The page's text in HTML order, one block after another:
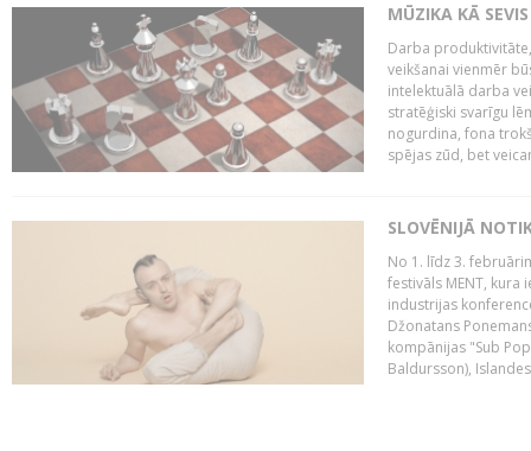
MŪZIKA KĀ
Darba
veikšanai vienmēr
intelektuālā darba
stratēģiski svarīgu
nogurdina, fona
spējas zūd, bet
SLOVĒNIJĀ
No 1. līdz 3.
festivāls MENT, kura
industrijas
Džonatans
kompānijas "Sub
Baldursson),